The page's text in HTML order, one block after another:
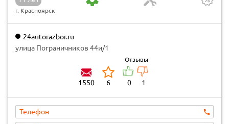
г. Красноярск
24autorazbor.ru
улица Пограничников 44и/1
1550 6
Отзывы
0 1
Телефон